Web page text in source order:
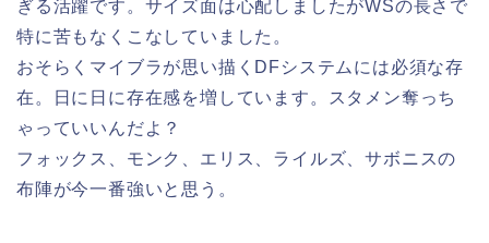
ぎる活躍です。サイズ面は心配しましたがWSの長さで
特に苦もなくこなしていました。
おそらくマイブラが思い描くDFシステムには必須な存
在。日に日に存在感を増しています。スタメン奪っち
ゃっていいんだよ？
フォックス、モンク、エリス、ライルズ、サボニスの
布陣が今一番強いと思う。